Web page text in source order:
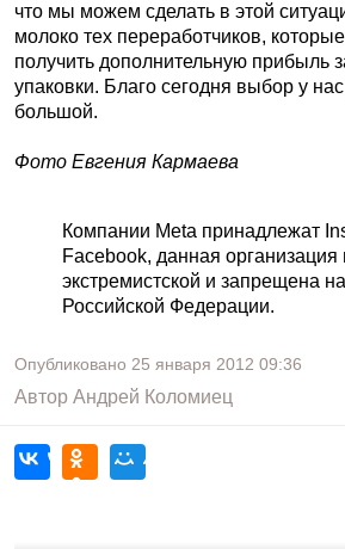
что мы можем сделать в этой
молоко тех переработчиков,
получить дополнительную прибыль
упаковки. Благо сегодня выбор у
большой.
Фото Евгения Кармаева
Компании Meta принадлежат
Facebook, данная организация
экстремистской и запрещена
Российской Федерации.
Опубликовано 25 января 2012 09:36
Автор Андрей Коломиец